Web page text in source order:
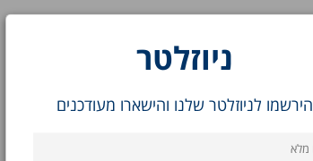
ניוזלטר
הירשמו לניוזלטר שלנו והישארו מעודכנים